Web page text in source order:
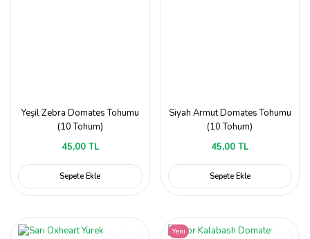
Yeşil Zebra Domates Tohumu
(10 Tohum)
45,00 TL
Sepete Ekle
Siyah Armut Domates Tohumu
(10 Tohum)
45,00 TL
Sepete Ekle
Yeni